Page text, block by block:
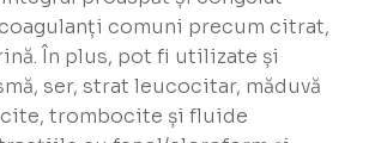
comuni precum citrat,
În plus, pot fi utilizate și
ser, strat leucocitar, măduvă
trombocite și fluide